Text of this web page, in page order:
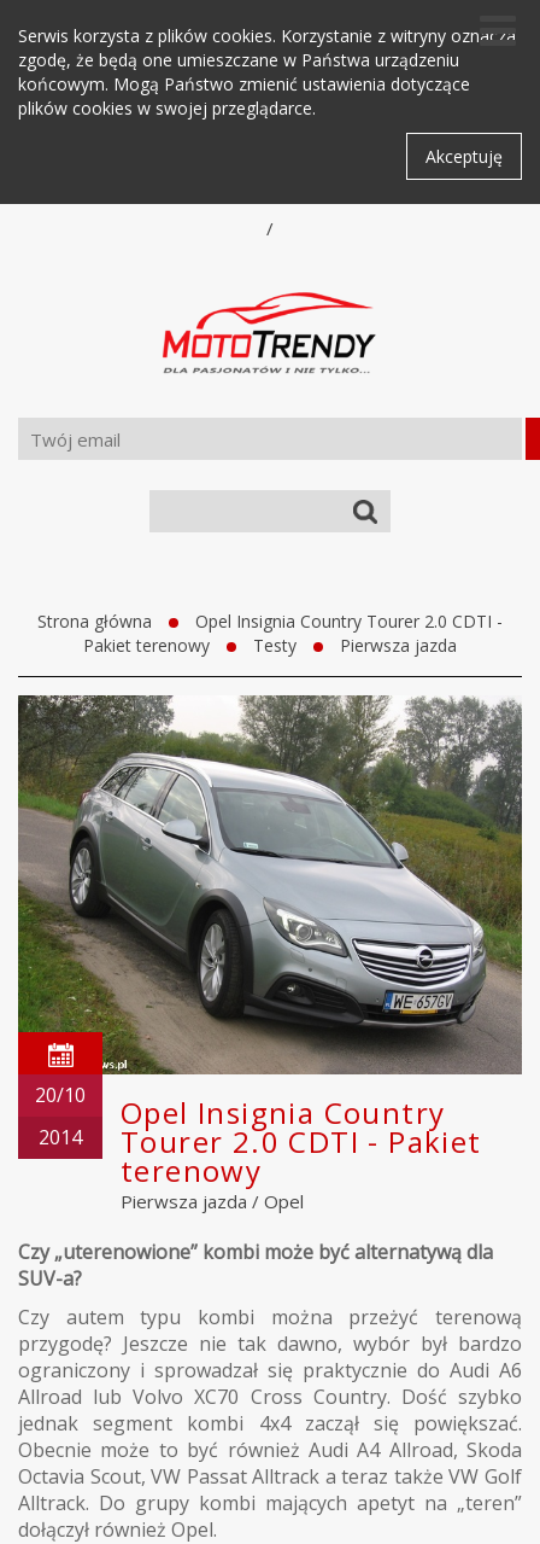
Serwis korzysta z plików cookies. Korzystanie z witryny oznacza
zgodę, że będą one umieszczane w Państwa urządzeniu
końcowym. Mogą Państwo zmienić ustawienia dotyczące
plików cookies w swojej przeglądarce.
Akceptuję
/
Strona główna
Opel Insignia Country Tourer 2.0 CDTI -
Pakiet terenowy
Testy Pierwsza jazda
20/10
2014
Opel Insignia Country
Tourer 2.0 CDTI - Pakiet
terenowy
Pierwsza jazda / Opel
Czy „uterenowione” kombi może być alternatywą dla
SUV-a?
Czy autem typu kombi można przeżyć terenową
przygodę? Jeszcze nie tak dawno, wybór był bardzo
ograniczony i sprowadzał się praktycznie do Audi A6
Allroad lub Volvo XC70 Cross Country. Dość szybko
jednak segment kombi 4x4 zaczął się powiększać.
Obecnie może to być również Audi A4 Allroad, Skoda
Octavia Scout, VW Passat Alltrack a teraz także VW Golf
Alltrack. Do grupy kombi mających apetyt na „teren”
dołączył również Opel.